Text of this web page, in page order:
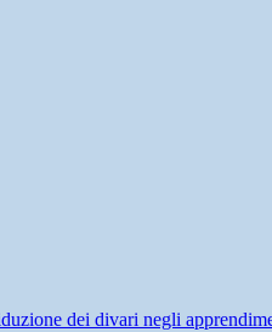
dei divari negli